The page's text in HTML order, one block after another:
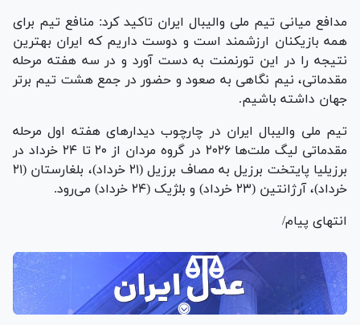
مدافع میانی تیم ملی والیبال ایران تاکید کرد: منافع تیم برای
همه بازیکنان ارزشمند است و دوست داریم که ایران بهترین
نتیجه را در این تورنمنت به دست آورد و در سه هفته مرحله
مقدماتی، نیم نگاهی به صعود و حضور در جمع هشت تیم برتر
جهان داشته باشیم.
تیم ملی والیبال ایران در چارچوب دیدار‌های هفته اول مرحله
مقدماتی لیگ ملت‌ها ۲۰۲۶ در گروه مردان از ۲۰ تا ۲۴ خرداد در
برزیلیا پایتخت برزیل به مصاف برزیل (۲۱ خرداد)، بلغارستان (۲۱
خرداد)، آرژانتین (۲۳ خرداد) و بلژیک (۲۴ خرداد) می‌رود.
انتهای پیام/